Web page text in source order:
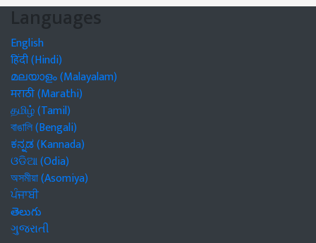
Languages
English
हिंदी (Hindi)
മലയാളം (Malayalam)
मराठी (Marathi)
தமிழ் (Tamil)
বাঙালি (Bengali)
ಕನ್ನಡ (Kannada)
ଓଡିଆ (Odia)
অসমীয়া (Asomiya)
ਪੰਜਾਬੀ
తెలుగు
ગુજરાતી